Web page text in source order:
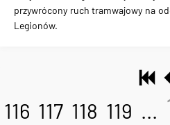
przywrócony ruch tramwajowy na
Legionów.
116 117 118 119 ...